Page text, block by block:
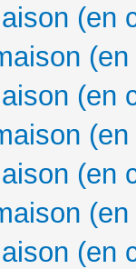
(en
(en
(en
(en